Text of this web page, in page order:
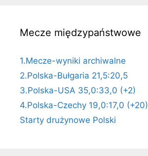
Mecze międzypaństwowe
1.Mecze-wyniki archiwalne
2.Polska-Bułgaria 21,5:20,5
3.Polska-USA 35,0:33,0 (+2)
4.Polska-Czechy 19,0:17,0 (+20)
Starty drużynowe Polski